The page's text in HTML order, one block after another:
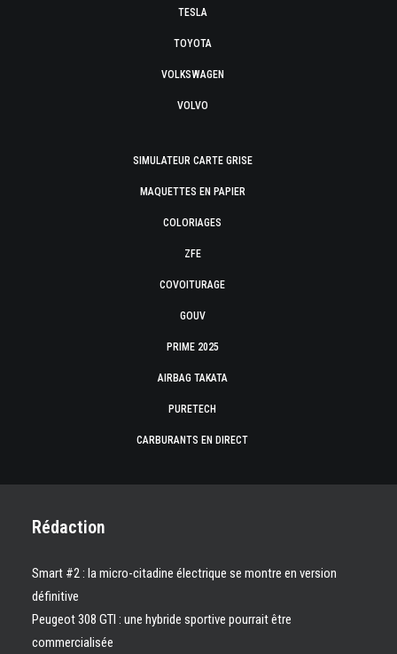
TESLA
TOYOTA
VOLKSWAGEN
VOLVO
SIMULATEUR CARTE GRISE
MAQUETTES EN PAPIER
COLORIAGES
ZFE
COVOITURAGE
GOUV
PRIME 2025
AIRBAG TAKATA
PURETECH
CARBURANTS EN DIRECT
Rédaction
Smart #2 : la micro-citadine électrique se montre en version
définitive
Peugeot 308 GTI : une hybride sportive pourrait être
commercialisée